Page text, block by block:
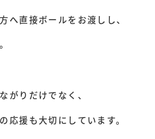
へ直接ボールをお渡しし、
がりだけでなく、
応援も大切にしています。